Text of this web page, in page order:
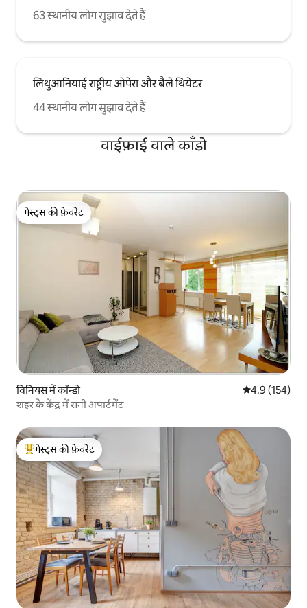
63 स्थानीय लोग सुझाव देते हैं
लिथुआनियाई राष्ट्रीय ओपेरा और बैले थियेटर
44 स्थानीय लोग सुझाव देते हैं
वाईफ़ाई वाले काँडो
गेस्ट्स की फ़ेवरेट
गेस्ट्स की फ़ेवरेट
विनियस में कॉन्डो औसत रेटिंग 5 में
4.9 (154)
शहर के केंद्र में सनी अपार्टमेंट
गेस्ट्स का टॉप फ़ेवरेट
गेस्ट्स की फ़ेवरेट